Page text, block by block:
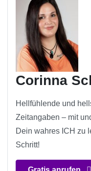
Corinna
Hellfühlende und
Zeitangaben – mit
Dein wahres ICH zu
Schritt!